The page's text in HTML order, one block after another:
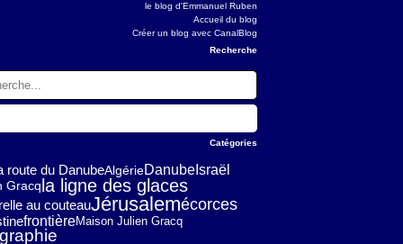
le blog d'Emmanuel Ruben
Accueil du blog
Créer un blog avec CanalBlog
Recherche
Catégories
route du DanubeAlgérieDanube Israël
Gracq la ligne des glaces
au couteauJérusalemécorces
frontièreMaison Julien Gracq